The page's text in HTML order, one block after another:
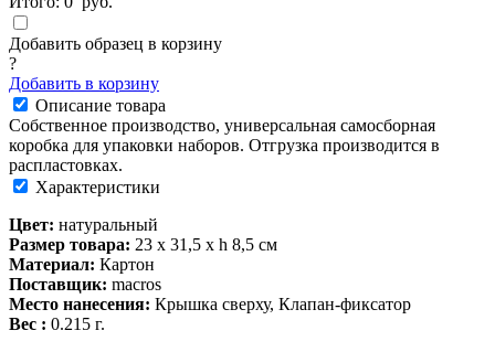
Добавить образец в корзину
?
Добавить в корзину
Описание товара
Собственное производство, универсальная самосборная
коробка для упаковки наборов. Отгрузка производится в
распластовках.
Характеристики
Цвет: натуральный
Размер товара: 23 х 31,5 х h 8,5 см
Материал: Картон
Поставщик: macros
Место нанесения: Крышка сверху, Клапан-фиксатор
Вес : 0.215 г.